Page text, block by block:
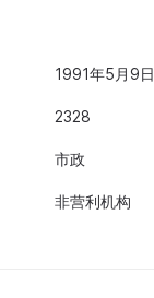
1991年5月9日
2328
市政
非营利机构